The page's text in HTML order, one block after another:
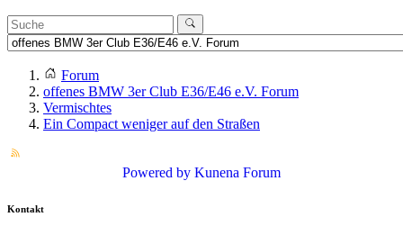
Forum
offenes BMW 3er Club E36/E46 e.V. Forum
Vermischtes
Ein Compact weniger auf den Straßen
Powered by Kunena Forum
Kontakt